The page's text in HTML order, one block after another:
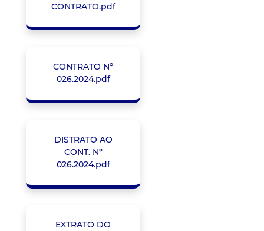
CONTRATO.pdf
CONTRATO Nº
026.2024.pdf
DISTRATO AO
CONT. Nº
026.2024.pdf
EXTRATO DO